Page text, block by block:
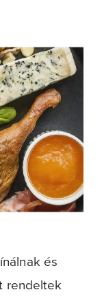
és
rendeltek